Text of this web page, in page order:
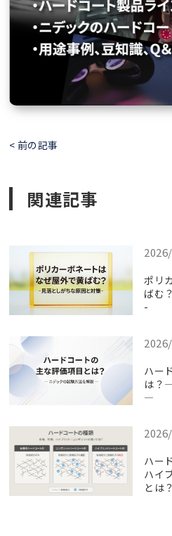
< 前の記事
関連記事
ポリ
ばむ
-
ハー
は？
―
ハー
ハイ
とは